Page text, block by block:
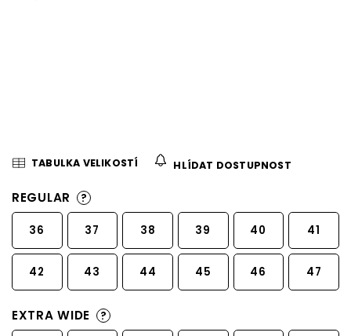
TABULKA VELIKOSTÍ HLÍDAT DOSTUPNOST
REGULAR ?
36 37 38 39 40 41
42 43 44 45 46 47
EXTRA WIDE ?